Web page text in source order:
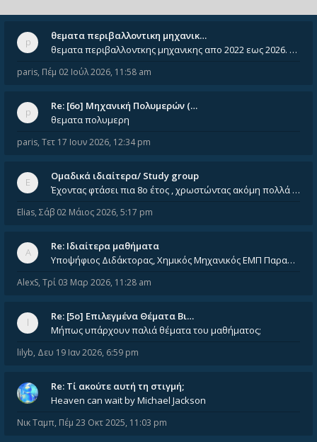
θεματα περιβαλλοντικη μηχανικ…
θεματα περιβαλλοντκης μηχανικης απο 2022 εως 2026. Δεν ειναι μεσα του Σεπτεμβιου του 2025. Αν τα εχει καποιος ας τα ανε
paris, Πέμ 02 Ιούλ 2026, 11:58 am
Re: [6o] Mηχανική Πολυμερών (…
θεματα πολυμερη
paris, Τετ 17 Ιουν 2026, 12:34 pm
Ομαδικά ιδιαίτερα/ Study group
Έχοντας φτάσει πια 8ο έτος , χρωστώντας ακόμη πολλά και χωρίς καμία όρεξη ούτε να διαβάσω μόνος μου ούτε να παρακολουθήσ
Elias, Σάβ 02 Μάιος 2026, 5:17 pm
Re: Ιδιαίτερα μαθήματα
Υποψήφιος Διδάκτορας, Χημικός Μηχανικός ΕΜΠ Παραδίδω ιδιαίτερα μαθήματα μέσης και ανώτατης εκπαίδευσης σε θετικές και τε
AlexS, Τρί 03 Μαρ 2026, 11:28 am
Re: [5ο] Επιλεγμένα Θέματα Βι…
Μήπως υπάρχουν παλιά θέματα του μαθήματος;
lilyb, Δευ 19 Ιαν 2026, 6:59 pm
Re: Tί ακούτε αυτή τη στιγμή;
Heaven can wait by Michael Jackson
Νικ Ταμπ, Πέμ 23 Οκτ 2025, 11:03 pm